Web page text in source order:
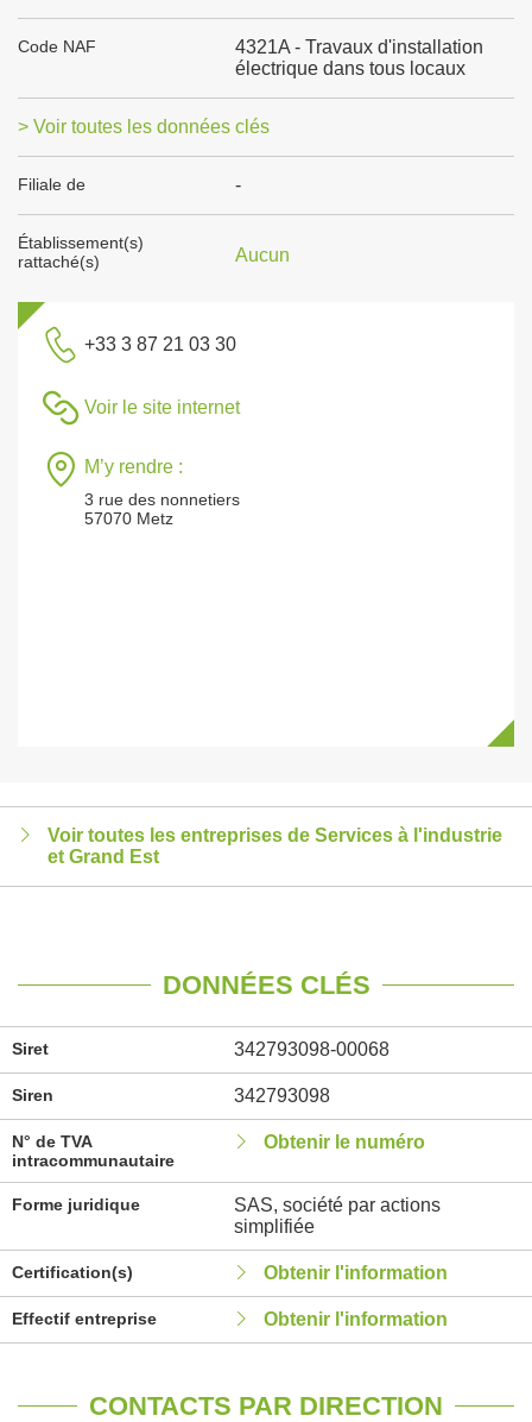
Code NAF
4321A - Travaux d'installation
électrique dans tous locaux
> Voir toutes les données clés
Filiale de -
Établissement(s)
rattaché(s)
Aucun
+33 3 87 21 03 30
Voir le site internet
M’y rendre :
3 rue des nonnetiers
57070 Metz
Voir toutes les entreprises de Services à l'industrie
et Grand Est
DONNÉES CLÉS
Siret 342793098-00068
Siren 342793098
N° de TVA
intracommunautaire
Obtenir le numéro
Forme juridique
SAS, société par actions
simplifiée
Certification(s) Obtenir l'information
Effectif entreprise Obtenir l'information
CONTACTS PAR DIRECTION